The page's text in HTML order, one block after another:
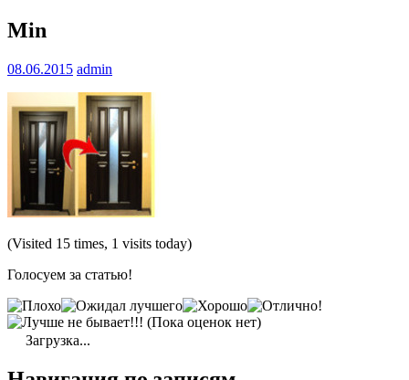
Min
08.06.2015 admin
(Visited 15 times, 1 visits today)
Голосуем за статью!
(Пока оценок нет)
Загрузка...